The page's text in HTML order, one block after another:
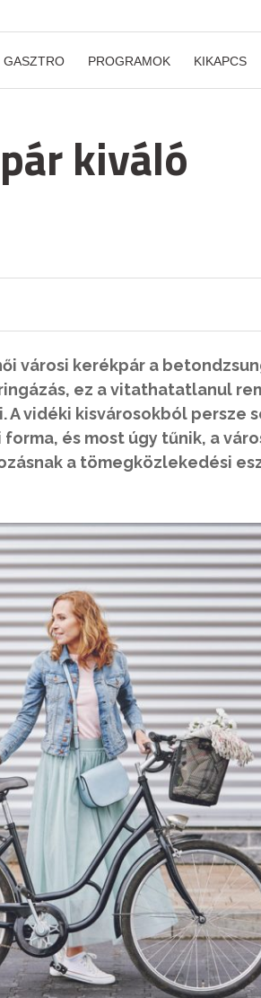
GASZTRO PROGRAMOK KIKAPCS
kiváló
városi kerékpár a
ez a vitathatatlanul
vidéki kisvárosokból persze
és most úgy tűnik, a
a tömegközlekedési